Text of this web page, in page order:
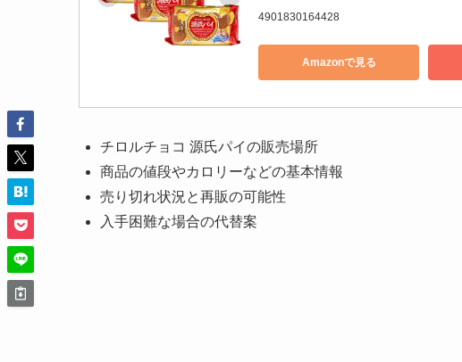
4901830164428
Amazonで見る
チロルチョコ 源氏パイの販売場所
商品の値段やカロリーなどの基本情報
売り切れ状況と再販の可能性
入手困難な場合の代替案